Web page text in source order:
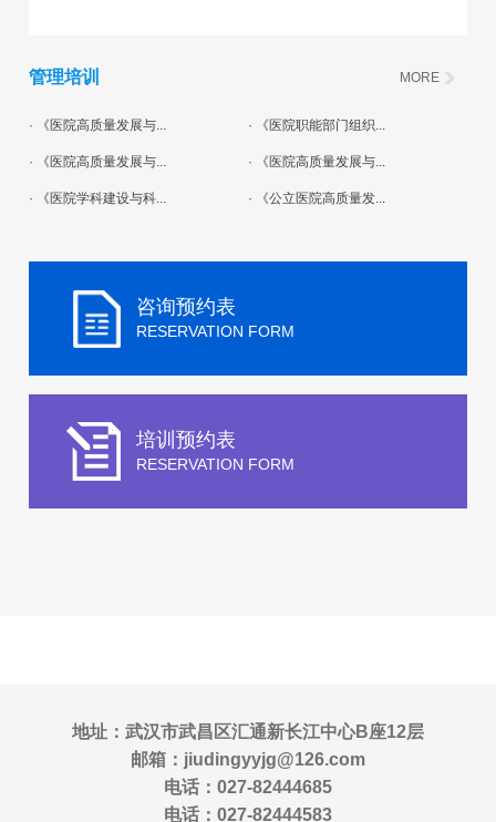
管理培训 MORE
· 《医院高质量发展与... · 《医院职能部门组织...
· 《医院高质量发展与... · 《医院高质量发展与...
· 《医院学科建设与科... · 《公立医院高质量发...
咨询预约表
RESERVATION FORM
培训预约表
RESERVATION FORM
地址：武汉市武昌区汇通新长江中心B座12层
邮箱：jiudingyyjg@126.com
电话：027-82444685
电话：027-82444583